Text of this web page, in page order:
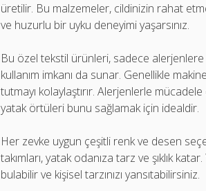
üretilir. Bu malzemeler, cildinizin rahat
ve huzurlu bir uyku deneyimi yaşarsınız.
Bu özel tekstil ürünleri, sadece
kullanım imkanı da sunar. Genellikle
tutmayı kolaylaştırır. Alerjenlerle
yatak örtüleri bunu sağlamak için idealdir.
Her zevke uygun çeşitli renk ve desen
takımları, yatak odanıza tarz ve şıklık
bulabilir ve kişisel tarzınızı yansıtabilirsiniz.